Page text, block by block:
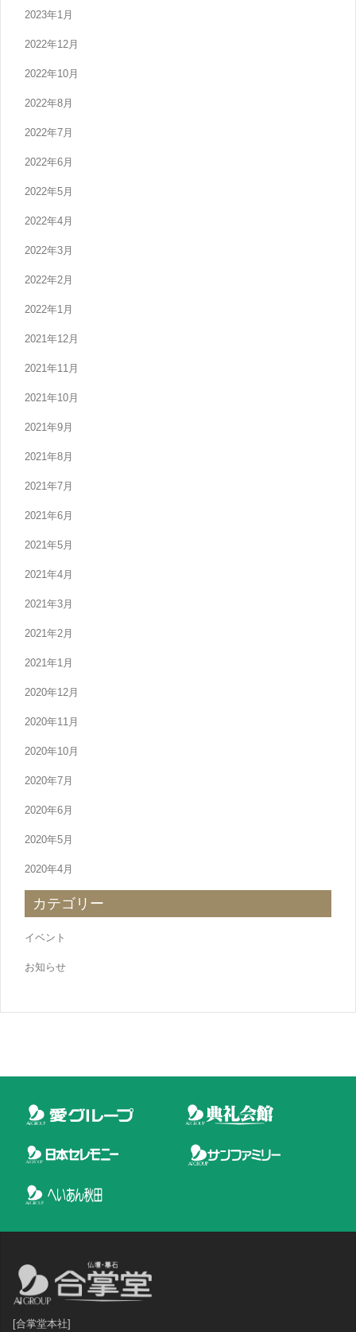
2023年1月
2022年12月
2022年10月
2022年8月
2022年7月
2022年6月
2022年5月
2022年4月
2022年3月
2022年2月
2022年1月
2021年12月
2021年11月
2021年10月
2021年9月
2021年8月
2021年7月
2021年6月
2021年5月
2021年4月
2021年3月
2021年2月
2021年1月
2020年12月
2020年11月
2020年10月
2020年7月
2020年6月
2020年5月
2020年4月
カテゴリー
イベント
お知らせ
[合掌堂本社]